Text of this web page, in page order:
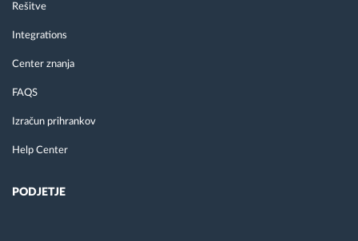
Rešitve
Integrations
Center znanja
FAQS
Izračun prihrankov
Help Center
PODJETJE